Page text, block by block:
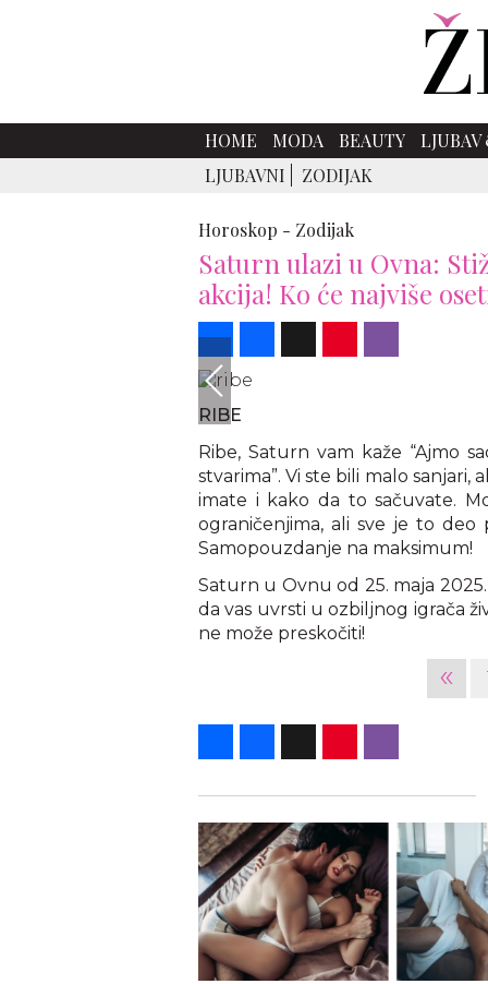
HOME MODA BEAUTY
LJUBAVNI
ZODIJAK
Horoskop - Zodijak
Saturn ulazi u Ovna:
akcija! Ko će najviše
RIBE
Ribe, Saturn vam kaže “Ajmo
stvarima”. Vi ste bili malo sanjari,
imate i kako da to sačuvate.
ograničenjima, ali sve je to deo
Samopouzdanje na maksimum!
Saturn u Ovnu od 25. maja
da vas uvrsti u ozbiljnog igrača
ne može preskočiti!
«